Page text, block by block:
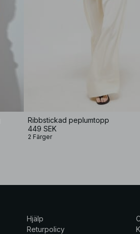
Ribbstickad peplumtopp
449 SEK
2 Färger
Hjälp
Returpolicy